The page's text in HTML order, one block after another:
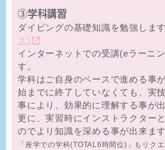
③学科講習
ダイビングの基礎知識を勉強します
ス)
インターネットでの受講(eラーニ
す。
学科はご自身のペースで進める事
始までに終了していなくても、実
事により、効果的に理解する事が出
更に、実習時にインストラクター
のでより知識を深める事が出来ます
「座学での学科(TOTAL6時間位)」もリク